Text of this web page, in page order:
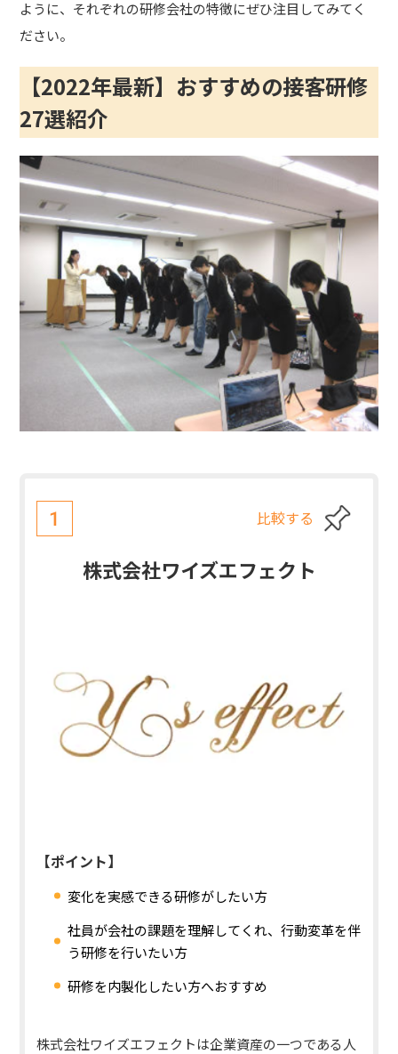
ように、それぞれの研修会社の特徴にぜひ注目してみてく
ださい。
【2022年最新】おすすめの接客研修
27選紹介
1 比較する
株式会社ワイズエフェクト
【ポイント】
変化を実感できる研修がしたい方
社員が会社の課題を理解してくれ、行動変革を伴
う研修を行いたい方
研修を内製化したい方へおすすめ
株式会社ワイズエフェクトは企業資産の一つである 人